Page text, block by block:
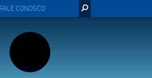
FALE CONOSCO